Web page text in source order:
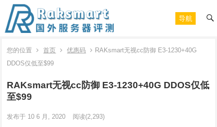
导航
您的位置 首页 优惠码
RAKsmart无视cc防御 E3-1230+40G
DDOS仅低至$99
RAKsmart无视cc防御 E3-1230+40G DDOS仅低
至$99
发布于 10 6 月, 2020 阅读(2,293)